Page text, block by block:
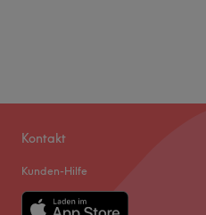
Kontakt
Kunden-Hilfe